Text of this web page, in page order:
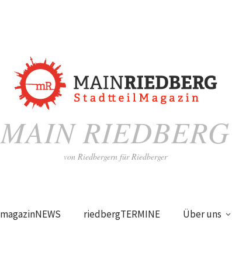
MAIN RIEDBERG
von Riedbergern für Riedberger
magazinNEWS riedbergTERMINE Über uns